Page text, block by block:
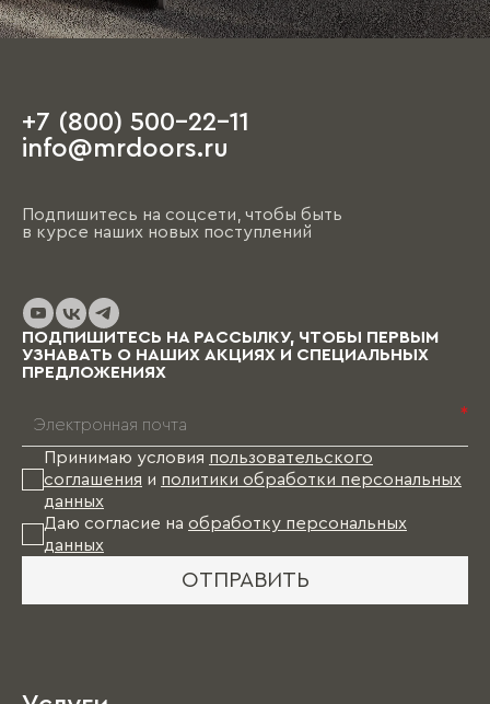
+7 (800) 500-22-11
info@mrdoors.ru
Подпишитесь на соцсети, чтобы быть
в курсе наших новых поступлений
ПОДПИШИТЕСЬ НА РАССЫЛКУ, ЧТОБЫ ПЕРВЫМ
УЗНАВАТЬ О НАШИХ АКЦИЯХ И СПЕЦИАЛЬНЫХ
ПРЕДЛОЖЕНИЯХ
*
Принимаю условия пользовательского
соглашения и политики обработки персональных
данных
Даю согласие на обработку персональных
данных
ОТПРАВИТЬ